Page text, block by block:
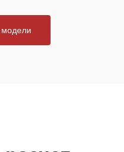
модели